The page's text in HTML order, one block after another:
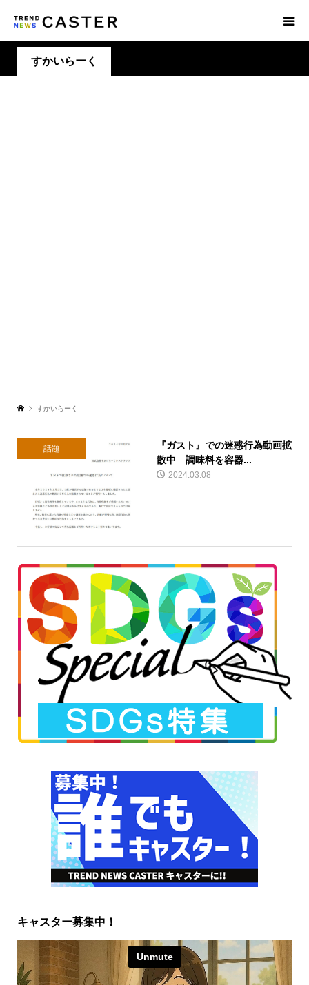
すかいらーく
すかいらーく
話題
『ガスト』での迷惑行為動画拡
散中 調味料を容器...
2024.03.08
キャスター募集中！